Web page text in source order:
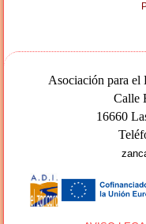
Asociación para el
Calle
16660